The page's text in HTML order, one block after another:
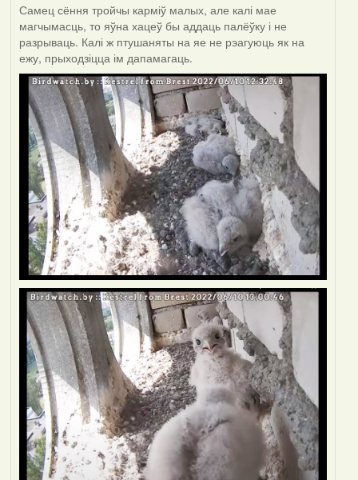
Самец сёння тройчы карміў малых, але калі мае
магчымасць, то яўна хацеў бы аддаць палёўку і не
разрываць. Калі ж птушаняты на яе не рэагуюць як на
ежу, прыходзіцца ім дапамагаць.